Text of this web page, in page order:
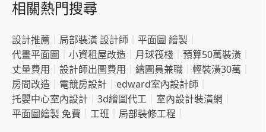
相關熱門搜尋
設計推薦 局部裝潢 設計師 平面圖 繪製
代畫平面圖
小資租屋改造 月球筏棧 預算50萬裝潢
丈量費用
設計師出圖費用 繪圖員兼職 輕裝潢30萬
房間改造
電競房設計 edward室內設計師
托嬰中心室內設計
3d繪圖代工 室內設計裝潢網
平面圖繪製 免費
工班 局部裝修工程